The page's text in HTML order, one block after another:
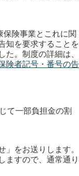
保険事業とこれに関
知を要求することを
た。制度の詳細は、
険者記号・番号の告
て一部負担金の割
」をお送りします。
ますので、通常通り